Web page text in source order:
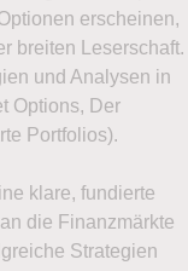
erscheinen,
breiten Leserschaft.
und Analysen in
Options, Der
Portfolios).
klare, fundierte
die Finanzmärkte
Strategien